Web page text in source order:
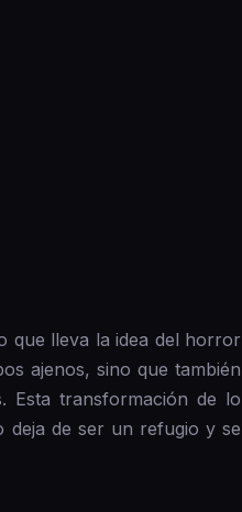
que lleva la idea del horror
ajenos, sino que también
Esta transformación de lo
deja de ser un refugio y se